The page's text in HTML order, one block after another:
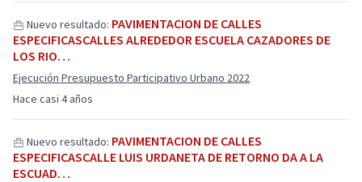
Hace casi 4 años
Nuevo resultado: PAVIMENTACION DE CALLES
ESPECIFICASCALLES ALREDEDOR ESCUELA CAZADORES DE
LOS RIO…
Ejecución Presupuesto Participativo Urbano 2022
Nuevo resultado: PAVIMENTACION DE CALLES
ESPECIFICASCALLE LUIS URDANETA DE RETORNO DA A LA
ESCUAD…